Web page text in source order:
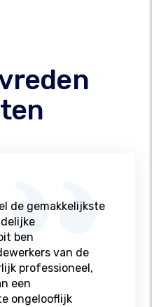
de gemakkelijkste
ben
van de
professioneel,
een
ongelooflijk